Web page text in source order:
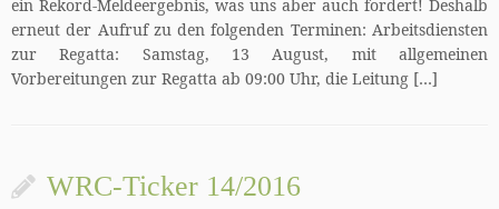
ein Rekord-Meldeergebnis, was uns aber auch fordert! Deshalb
erneut der Aufruf zu den folgenden Terminen: Arbeitsdiensten
zur Regatta: Samstag, 13 August, mit allgemeinen
Vorbereitungen zur Regatta ab 09:00 Uhr, die Leitung […]
WRC-Ticker 14/2016